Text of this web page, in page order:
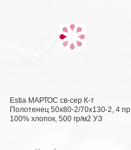
Estia МАРТОС св-сер К-т
Полотенец 50х80-2/70х130-2, 4 пр.,
100% хлопок, 500 гр/м2 УЗ